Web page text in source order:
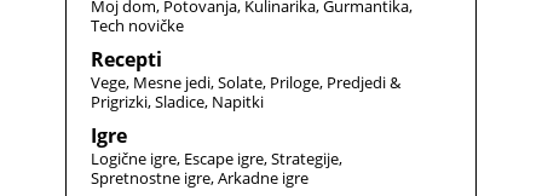
Moj dom Potovanja Kulinarika Gurmantika
Tech novičke
Recepti
Vege Mesne jedi Solate Priloge Predjedi &
Prigrizki Sladice Napitki
Igre
Logične igre Escape igre Strategije
Spretnostne igre Arkadne igre